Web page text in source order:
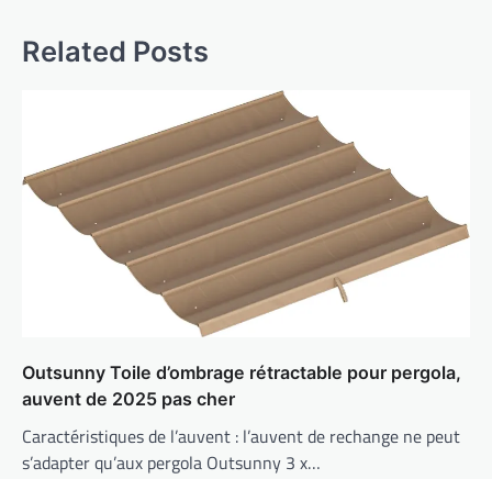
Related Posts
Outsunny Toile d’ombrage rétractable pour pergola,
auvent de 2025 pas cher
Caractéristiques de l’auvent : l’auvent de rechange ne peut
s’adapter qu’aux pergola Outsunny 3 x…